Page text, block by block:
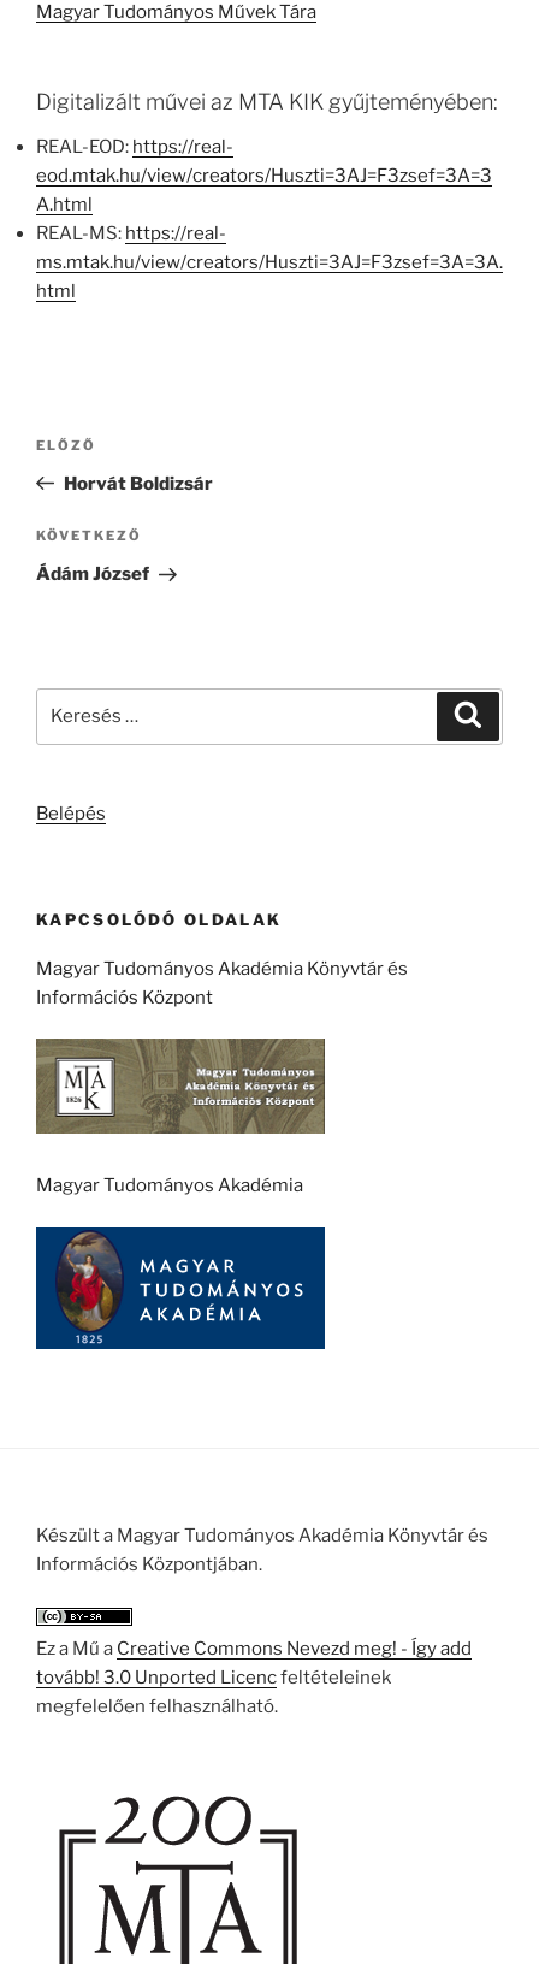
Magyar Tudományos Művek Tára
Digitalizált művei az MTA KIK gyűjteményében:
REAL-EOD: https://real-
eod.mtak.hu/view/creators/Huszti=3AJ=F3zsef=3A=3
A.html
REAL-MS: https://real-
ms.mtak.hu/view/creators/Huszti=3AJ=F3zsef=3A=3A.
html
Bejegyzés
Korábbi
bejegyzés
ELŐZŐ
Horvát Boldizsár
Következő
bejegyzés
KÖVETKEZŐ
Ádám József
Belépés
KAPCSOLÓDÓ OLDALAK
Magyar Tudományos Akadémia Könyvtár és
Információs Központ
Magyar Tudományos Akadémia
Készült a Magyar Tudományos Akadémia Könyvtár és
Információs Központjában.
Ez a Mű a Creative Commons Nevezd meg! - Így add
tovább! 3.0 Unported Licencfeltételeinek
megfelelően felhasználható.